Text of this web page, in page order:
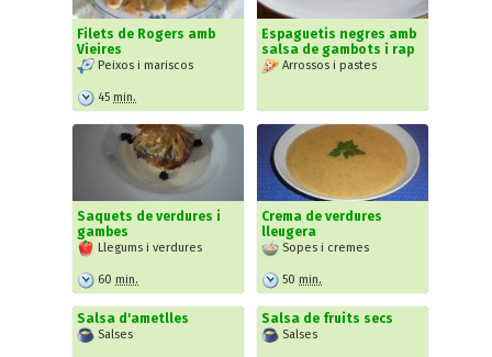
Filets de Rogers amb
Vieires
Peixos i mariscos
45 min.
Espaguetis negres amb
salsa de gambots i rap
Arrossos i pastes
Saquets de verdures i
gambes
Llegums i verdures
60 min.
Crema de verdures
lleugera
Sopes i cremes
50 min.
Salsa d'ametlles
Salses
Salsa de fruits secs
Salses